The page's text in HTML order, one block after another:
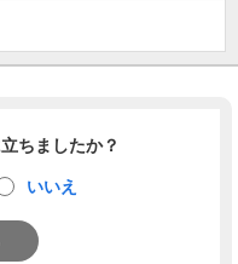
ちましたか？
いいえ